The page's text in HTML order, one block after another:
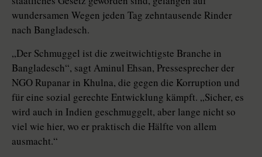
wundersamen Wegen jeden Tag zehntausende Rinder
nach Bangladesch.
„Der Schmuggel ist die zweitwichtigste Branche in
Bangladesch“, sagt Aminul Ehsan, Pressesprecher der
NGO Rupanar in Khulna, die gegen die Korruption und
für eine sozial gerechte Entwicklung kämpft. „Sicher, es
wird auch in Indien geschmuggelt, aber lange nicht so
viel wie hier, wo er praktisch die Hälfte von allem
ausmacht.“